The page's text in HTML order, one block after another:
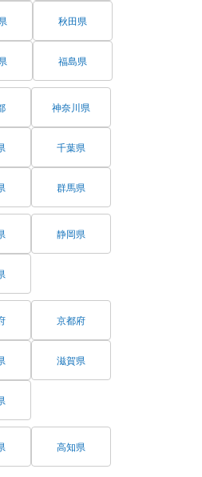
秋田県
福島県
神奈川県
千葉県
群馬県
静岡県
京都府
滋賀県
高知県